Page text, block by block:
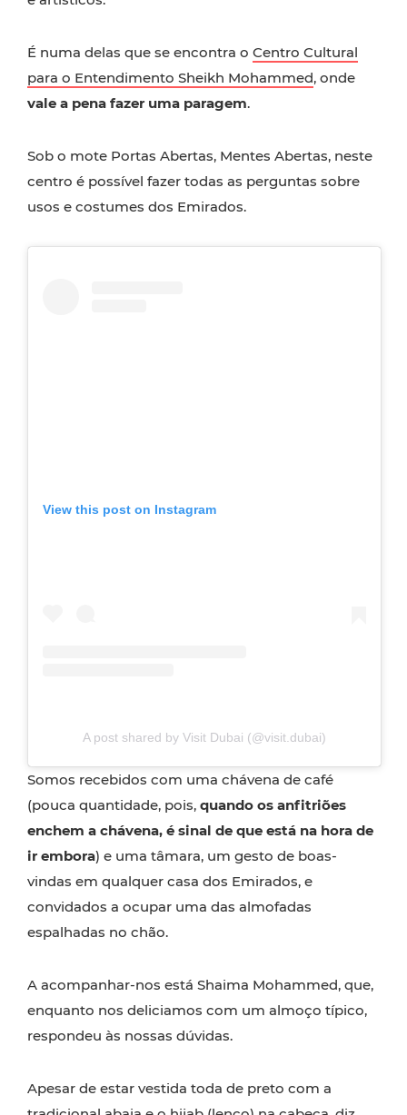
É numa delas que se encontra o Centro Cultural
para o Entendimento Sheikh Mohammed, onde
vale a pena fazer uma paragem.
Sob o mote Portas Abertas, Mentes Abertas, neste
centro é possível fazer todas as perguntas sobre
usos e costumes dos Emirados.
View this post on Instagram
A post shared by Visit Dubai (@visit.dubai)
Somos recebidos com uma chávena de café
(pouca quantidade, pois, quando os anfitriões
enchem a chávena, é sinal de que está na hora de
ir embora) e uma tâmara, um gesto de boas-
vindas em qualquer casa dos Emirados, e
convidados a ocupar uma das almofadas
espalhadas no chão.
A acompanhar-nos está Shaima Mohammed, que,
enquanto nos deliciamos com um almoço típico,
respondeu às nossas dúvidas.
Apesar de estar vestida toda de preto com a